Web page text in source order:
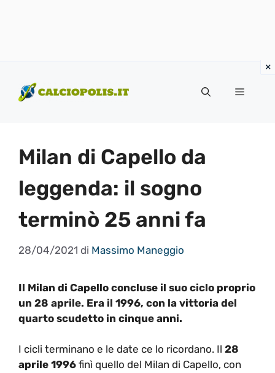
contenuto
Menu
Milan di Capello da
leggenda: il sogno
terminò 25 anni fa
28/04/2021 di Massimo Maneggio
Il Milan di Capello concluse il suo ciclo proprio
un 28 aprile. Era il 1996, con la vittoria del
quarto scudetto in cinque anni.
I cicli terminano e le date ce lo ricordano. Il 28
aprile 1996 finì quello del Milan di Capello, con